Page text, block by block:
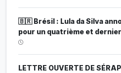
🇧🇷 Brésil : Lula da Silva
pour un quatrième et
LETTRE OUVERTE DE